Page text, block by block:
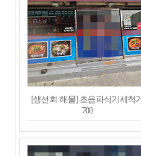
[생선회·해물] 초음파식기세척기
700